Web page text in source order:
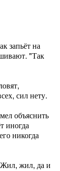
запьёт на
"Так
сил нету.
объяснить
иногда
никогда
жил, да и